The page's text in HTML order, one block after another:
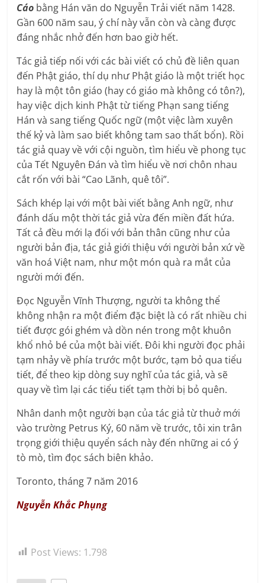
Cáo bằng Hán văn do Nguyễn Trải viết năm 1428.
Gần 600 năm sau, ý chí này vẫn còn và càng được
đáng nhắc nhở đến hơn bao giờ hết.
Tác giả tiếp nối với các bài viết có chủ đề liên quan
đến Phật giáo, thí dụ như Phật giáo là một triết học
hay là một tôn giáo (hay có giáo mà không có tôn?),
hay việc dịch kinh Phật từ tiếng Phạn sang tiếng
Hán và sang tiếng Quốc ngữ (một việc làm xuyên
thế kỷ và làm sao biết không tam sao thất bổn). Rồi
tác giả quay về với cội nguồn, tìm hiểu về phong tục
của Tết Nguyên Đán và tìm hiểu về nơi chôn nhau
cắt rốn với bài “Cao Lãnh, quê tôi”.
Sách khép lại với một bài viết bằng Anh ngữ, như
đánh dấu một thời tác giả vừa đến miền đất hứa.
Tất cả đều mới lạ đối với bản thân cũng như của
người bản địa, tác giả giới thiệu với người bản xứ về
văn hoá Việt nam, như một món quà ra mắt của
người mới đến.
Đọc Nguyễn Vĩnh Thượng, người ta không thể
không nhận ra một điểm đặc biệt là có rất nhiều chi
tiết được gói ghém và dồn nén trong một khuôn
khổ nhỏ bé của một bài viết. Đôi khi người đọc phải
tạm nhảy về phía trước một bước, tạm bỏ qua tiểu
tiết, để theo kịp dòng suy nghĩ của tác giả, và sẽ
quay về tìm lại các tiểu tiết tạm thời bị bỏ quên.
Nhân danh một người bạn của tác giả từ thuở mới
vào trường Petrus Ký, 60 năm về trước, tôi xin trân
trọng giới thiệu quyển sách này đến những ai có ý
tò mò, tìm đọc sách biên khảo.
Toronto, tháng 7 năm 2016
Nguyễn Khắc Phụng
Post Views: 1.798